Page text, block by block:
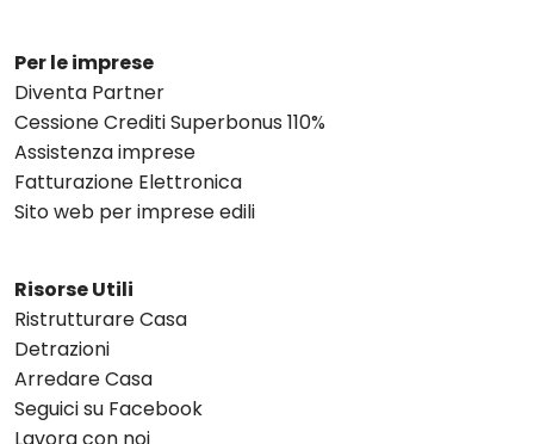
Per le imprese
Diventa Partner
Cessione Crediti Superbonus 110%
Assistenza imprese
Fatturazione Elettronica
Sito web per imprese edili
Risorse Utili
Ristrutturare Casa
Detrazioni
Arredare Casa
Seguici su Facebook
Lavora con noi